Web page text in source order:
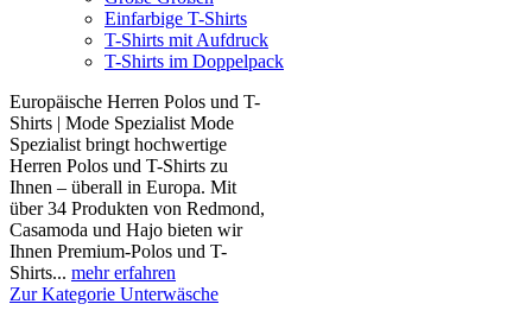
Einfarbige T-Shirts
T-Shirts mit Aufdruck
T-Shirts im Doppelpack
Europäische Herren Polos und T-
Shirts | Mode Spezialist Mode
Spezialist bringt hochwertige
Herren Polos und T-Shirts zu
Ihnen – überall in Europa. Mit
über 34 Produkten von Redmond,
Casamoda und Hajo bieten wir
Ihnen Premium-Polos und T-
Shirts... mehr erfahren
Zur Kategorie Unterwäsche